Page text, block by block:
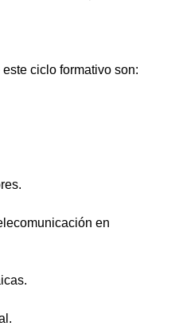
ciclo formativo son:
en